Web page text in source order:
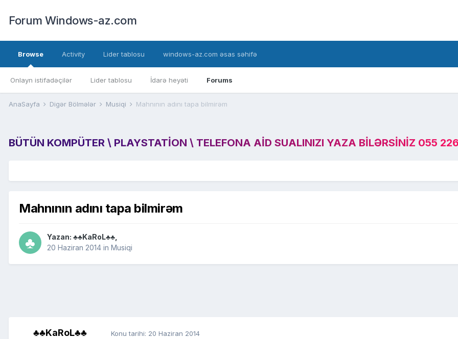
Forum Windows-az.com
Browse
Onlayn istifadəçilər Lider tablosu İdarə heyəti Forums
Activity Lider tablosu windows-az.com əsas səhifə
AnaSayfa Digər Bölmələr Musiqi Mahnının adını tapa bilmirəm
BÜTÜN KOMPÜTER \ PLAYSTATION \ TELEFONA AID SUALINIZI YAZA BILƏRSINIZ 055
Mahnının adını tapa bilmirəm
Yazan: ♣♣KaRoL♣♣
20 Haziran 2014 in Musiqi
♣♣KaRoL♣♣ Konu tarihi: 20 Haziran 2014